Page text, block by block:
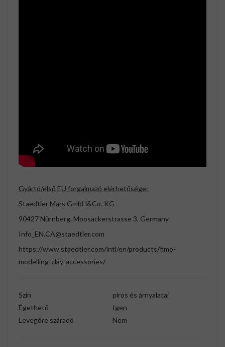
Gyártó/első EU forgalmazó elérhetősége:
Staedtler Mars GmbH&Co. KG
90427 Nürnberg, Moosackerstrasse 3, Germany
Info_EN.CA@staedtler.com
https://www.staedtler.com/intl/en/products/fimo-
modelling-clay-accessories/
Szín
piros és árnyalatai
Égethető
Igen
Levegőre száradó
Nem